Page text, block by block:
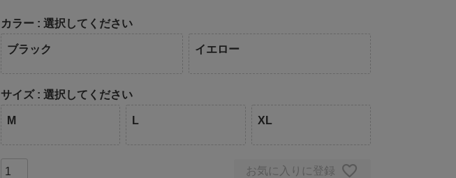
カラー 選択してください
ブラック イエロー
サイズ 選択してください
M L XL
お気に入りに登録